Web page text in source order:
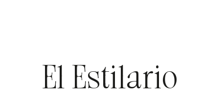
El Estilario